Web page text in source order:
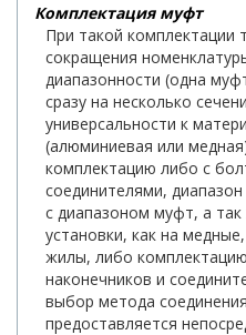
Комплектация муфт
При такой комплектации
сокращения
диапазонности (одна
сразу на несколько
универсальности к
(алюминиевая или
комплектацию либо с
соединителями,
с диапазоном муфт, а
установки, как на
жилы, либо
наконечников и
выбор метода
предоставляется